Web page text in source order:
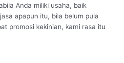
Anda miliki usaha, baik
apapun itu, bila belum pula
promosi kekinian, kami rasa itu